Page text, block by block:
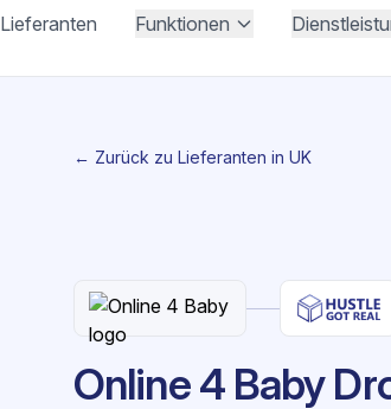
Lieferanten Funktionen
← Zurück zu Lieferanten in UK
Online 4 Baby